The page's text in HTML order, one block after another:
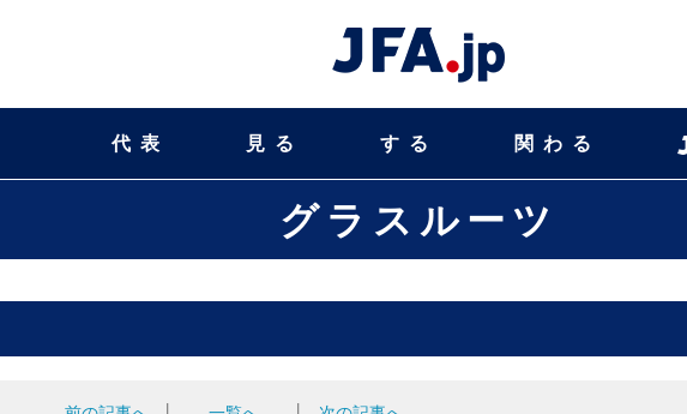
代表 見る する 関わる
グラスルーツ